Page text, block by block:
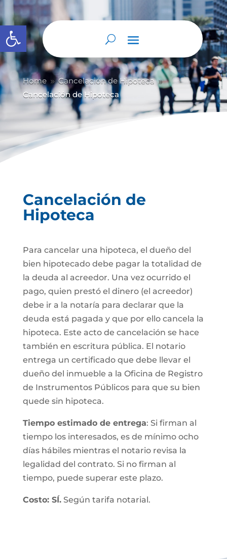
Abrir barra de herramientas
Home 9 Cancelación de Hipoteca 9
Cancelación de Hipoteca
Cancelación de
Hipoteca
Para cancelar una hipoteca, el dueño del
bien hipotecado debe pagar la totalidad de
la deuda al acreedor. Una vez ocurrido el
pago, quien prestó el dinero (el acreedor)
debe ir a la notaría para declarar que la
deuda está pagada y que por ello cancela la
hipoteca. Este acto de cancelación se hace
también en escritura pública. El notario
entrega un certificado que debe llevar el
dueño del inmueble a la Oficina de Registro
de Instrumentos Públicos para que su bien
quede sin hipoteca.
Tiempo estimado de entrega: Si firman al
tiempo los interesados, es de mínimo ocho
días hábiles mientras el notario revisa la
legalidad del contrato. Si no firman al
tiempo, puede superar este plazo.
Costo: SÍ.Según tarifa notarial.